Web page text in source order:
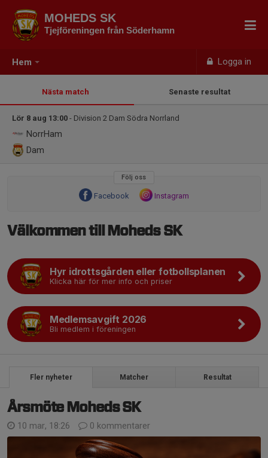
Hem Logga in
MOHEDS SK
Tjejföreningen från Söderhamn
Nästa match Senaste resultat
Lör 8 aug 13:00 - Division 2 Dam Södra Norrland
NorrHam
Dam
Följ oss
Facebook Instagram
Välkommen till Moheds SK
Hyr idrottsgården eller fotbollsplanen
Klicka här för mer info och priser
Medlemsavgift 2026
Bli medlem i föreningen
Fler nyheter Matcher Resultat
Årsmöte Moheds SK
10 mar, 18:26 0 kommentarer